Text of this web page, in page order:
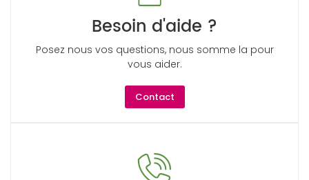
Besoin d'aide ?
Posez nous vos questions, nous somme la pour
vous aider.
Contact